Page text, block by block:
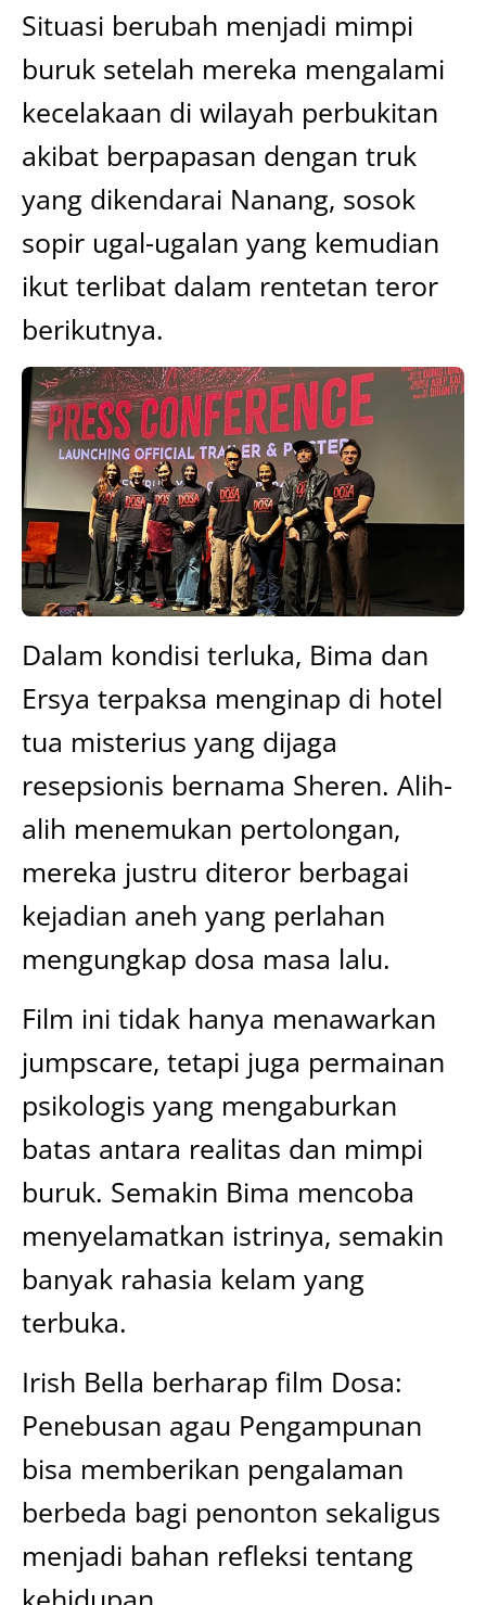
Situasi berubah menjadi mimpi
buruk setelah mereka mengalami
kecelakaan di wilayah perbukitan
akibat berpapasan dengan truk
yang dikendarai Nanang, sosok
sopir ugal-ugalan yang kemudian
ikut terlibat dalam rentetan teror
berikutnya.
Dalam kondisi terluka, Bima dan
Ersya terpaksa menginap di hotel
tua misterius yang dijaga
resepsionis bernama Sheren. Alih-
alih menemukan pertolongan,
mereka justru diteror berbagai
kejadian aneh yang perlahan
mengungkap dosa masa lalu.
Film ini tidak hanya menawarkan
jumpscare, tetapi juga permainan
psikologis yang mengaburkan
batas antara realitas dan mimpi
buruk. Semakin Bima mencoba
menyelamatkan istrinya, semakin
banyak rahasia kelam yang
terbuka.
Irish Bella berharap film Dosa:
Penebusan agau Pengampunan
bisa memberikan pengalaman
berbeda bagi penonton sekaligus
menjadi bahan refleksi tentang